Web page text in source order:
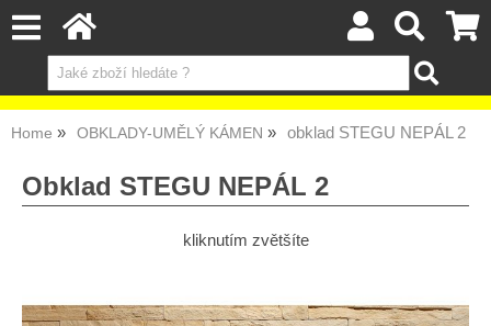
Home OBKLADY-UMĚLÝ KÁMEN obklad STEGU NEPÁL 2
Obklad STEGU NEPÁL 2
kliknutím zvětšíte